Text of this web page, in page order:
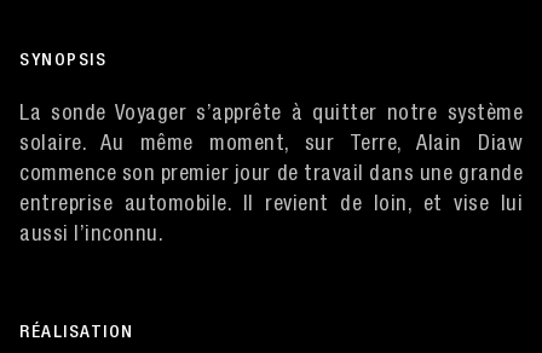
SYNOPSIS
La sonde Voyager s’apprête à quitter notre système
solaire. Au même moment, sur Terre, Alain Diaw
commence son premier jour de travail dans une grande
entreprise automobile. Il revient de loin, et vise lui
aussi l’inconnu.
RÉALISATION